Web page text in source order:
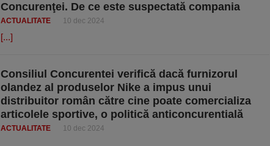
Concurenţei. De ce este suspectată compania
ACTUALITATE 10 dec 2024
[...]
Consiliul Concurentei verifică dacă furnizorul
olandez al produselor Nike a impus unui
distribuitor român către cine poate comercializa
articolele sportive, o politică anticoncurentială
ACTUALITATE 10 dec 2024